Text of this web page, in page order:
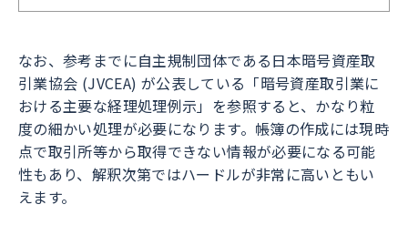
なお、参考までに自主規制団体である日本暗号資産取
引業協会 (JVCEA) が公表している「暗号資産取引業に
おける主要な経理処理例示」を参照すると、かなり粒
度の細かい処理が必要になります。帳簿の作成には現時
点で取引所等から取得できない情報が必要になる可能
性もあり、解釈次第ではハードルが非常に高いともい
えます。